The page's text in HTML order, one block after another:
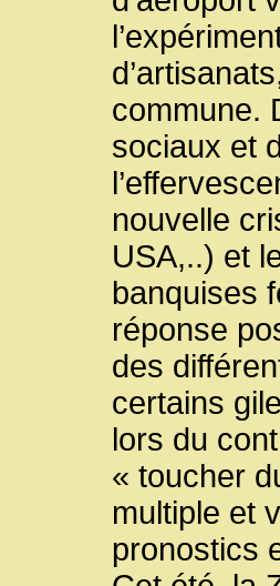
commune.
sociaux et
nouvelle
USA,..) et
banquises
réponse
des
certains
lors du
« toucher
multiple et
pronostics